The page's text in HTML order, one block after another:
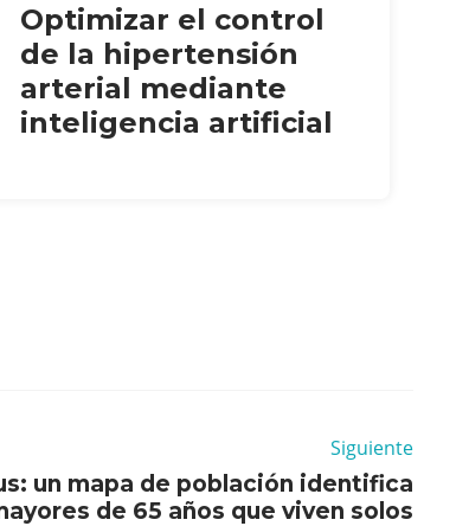
Optimizar el control
de la hipertensión
arterial mediante
inteligencia artificial
Siguiente
un mapa de población identifica
de 65 años que viven solos